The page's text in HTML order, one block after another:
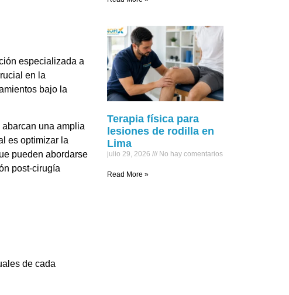
especializada a
en la
bajo la
una amplia
es optimizar la
pueden abordarse
post-cirugía
de cada
Terapia física para
lesiones de rodilla en
Lima
julio 29, 2026 No hay comentarios
Read More »